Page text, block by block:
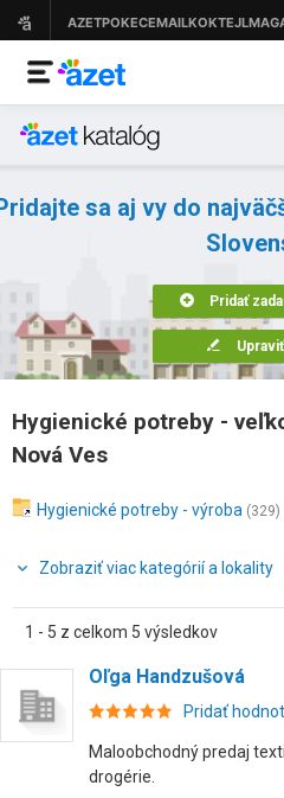
sa aj vy do
Pridať
Hygienické potreby -
Nová Ves
Hygienické potreby - výroba (329)
Zobraziť viac kategórií a lokality
1 - 5 z celkom 5 výsledkov
Oľga Handzušová
Pridať
Maloobchodný predaj
drogérie.